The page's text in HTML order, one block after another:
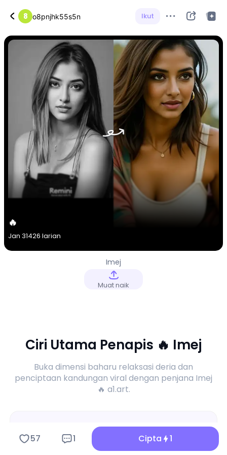
8 o8pnjhk55s5n Ikut
🔥
Jan 31426 larian
Imej
Muat naik
Ciri Utama Penapis 🔥 Imej
Buka dimensi baharu relaksasi deria dan
penciptaan kandungan viral dengan penjana Imej
🔥 a1.art.
57 1 Cipta 1